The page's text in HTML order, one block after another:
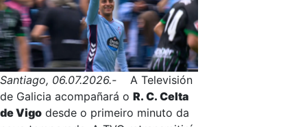
Santiago, 06.07.2026.- A Televisión
de Galicia acompañará o R. C. Celta
de Vigo desde o primeiro minuto da